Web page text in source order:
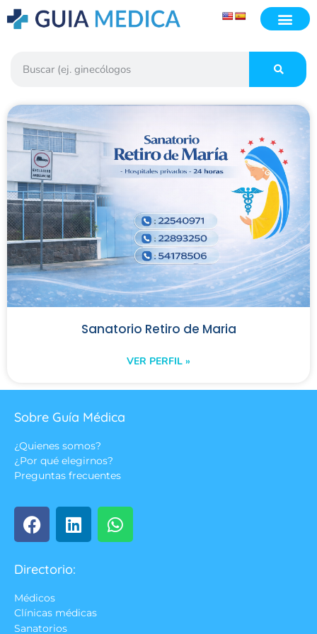
Sanatorio Retiro de Maria
VER PERFIL »
Sobre Guía Médica
¿Quienes somos?
¿Por qué elegirnos?
Preguntas frecuentes
Directorio:
Médicos
Clínicas médicas
Sanatorios